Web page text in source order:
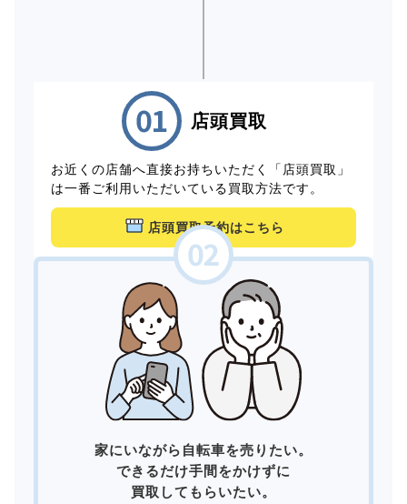
店頭買取
お近くの店舗へ直接お持ちいただく「店頭買取」
は一番ご利用いただいている買取方法です。
店頭買取予約はこちら
家にいながら自転車を売りたい。
できるだけ手間をかけずに
買取してもらいたい。